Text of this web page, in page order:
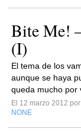
Bite Me!
(I)
El tema de los
aunque se haya
queda mucho por
El 12 marzo 2012 por
NONE